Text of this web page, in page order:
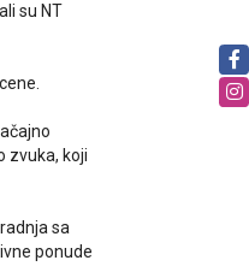
su NT
zvuka, koji
sa
ponude